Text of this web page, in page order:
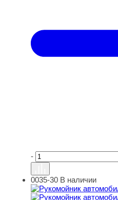
-
Рукомойник
0035-30 В наличии